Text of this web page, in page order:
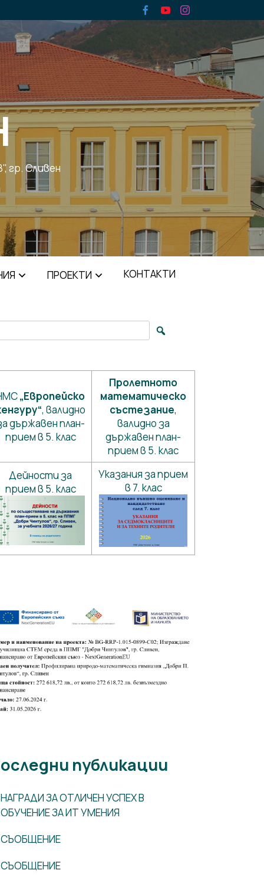
гр. Сливен
ПРОЕКТИ КОНТАКТИ
for:
„Европейско
, валидно
държавен план-
прием в 5. клас
Пролетното
математическо
състезание,
валидно за
държавен план-
прием в 5. клас
Дейности за
прием в 5. клас
Указания за прием
в 7. клас
публикации
НАГРАДИ ЗА ОТЛИЧЕН УСПЕХ В
ОБУЧЕНИЕ ЗА ИТ УМЕНИЯ
СЪОБЩЕНИЕ
СЪОБЩЕНИЕ